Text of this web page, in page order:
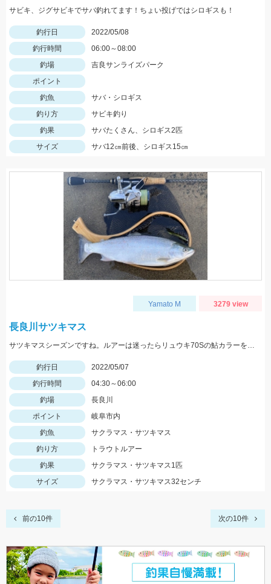
サビキ、ジグサビキでサバ釣れてます！ちょい投げではシロギスも！
釣行日
2022/05/08
釣行時間
06:00～08:00
釣場
吉良サンライズパーク
ポイント
釣魚
サバ・シロギス
釣り方
サビキ釣り
釣果
サバたくさん、シロギス2匹
サイズ
サバ12㎝前後、シロギス15㎝
Yamato M 3279 view
長良川サツキマス
サツキマスシーズンですね。ルアーは迷ったらリュウキ70Sの鮎カラーを選択しておけば間違いないです。
釣行日
2022/05/07
釣行時間
04:30～06:00
釣場
長良川
ポイント
岐阜市内
釣魚
サクラマス・サツキマス
釣り方
トラウトルアー
釣果
サクラマス・サツキマス1匹
サイズ
サクラマス・サツキマス32センチ
前の10件 次の10件